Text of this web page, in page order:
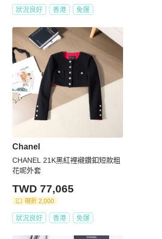
狀況良好 香港 免運
Chanel
CHANEL 21K黑紅裡襯鑽釦短款粗
花呢外套
TWD 77,065
現折 2,000
狀況良好 香港 免運